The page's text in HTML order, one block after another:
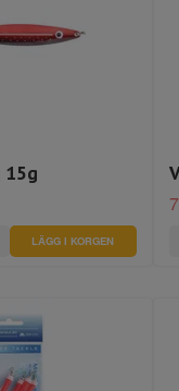
15g
LÄGG I KORGEN